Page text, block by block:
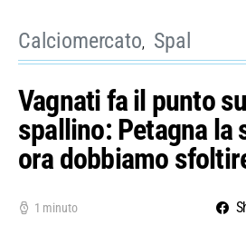
Calciomercato Spal
Vagnati fa il punto
spallino: Petagna la
ora dobbiamo
1 minuto